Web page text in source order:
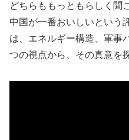
どちらももっともらしく聞
中国が一番おいしいという
は、エネルギー構造、軍事
つの視点から、その真意を